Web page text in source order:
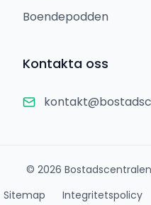
Boendepodden
Kontakta oss
© 2026
Sitemap
Integritetspolicy